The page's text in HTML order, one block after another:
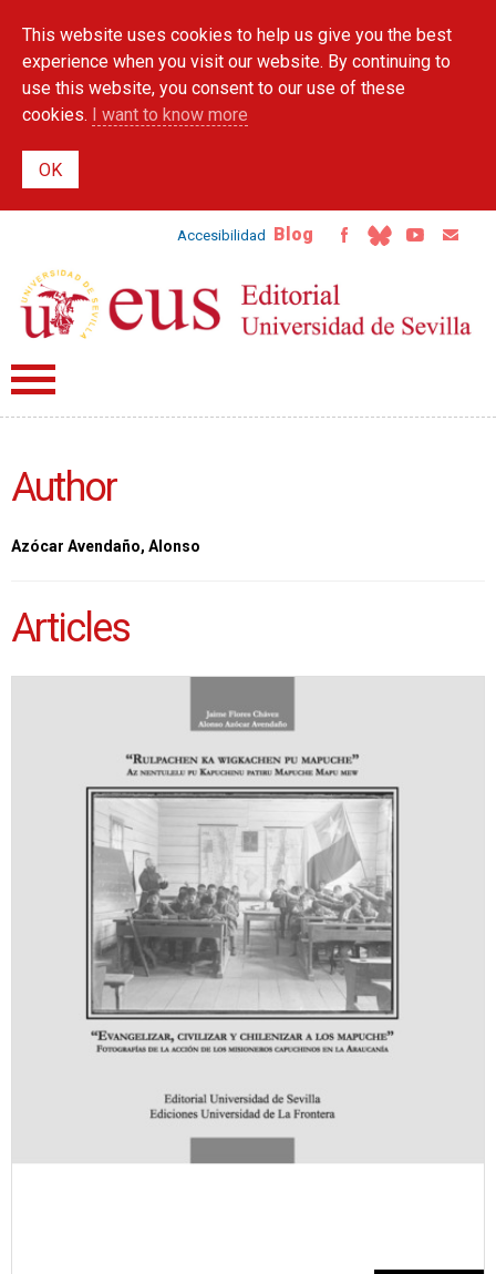
main
content
This website uses cookies to help us give you the best
experience when you visit our website. By continuing to
use this website, you consent to our use of these
cookies. I want to know more
Accesibilidad Blog
Author
Azócar Avendaño, Alonso
Articles